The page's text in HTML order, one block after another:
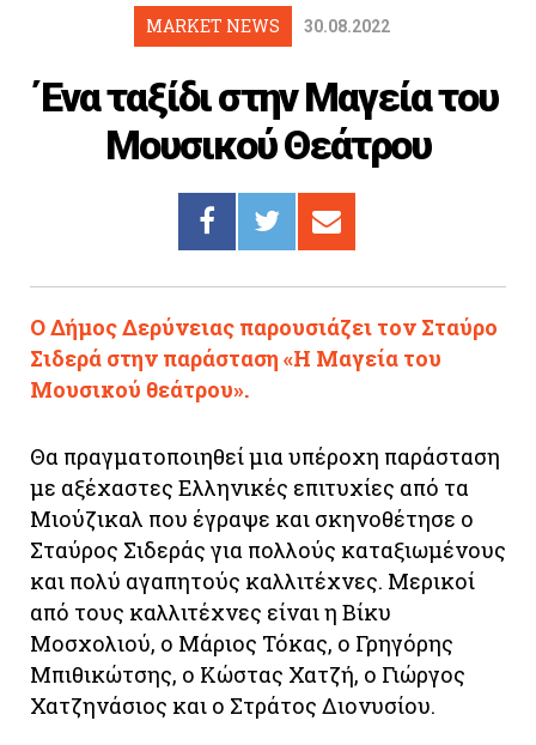
ΣΥΝΔΕΣΜΟΙ
Tv
MARKET NEWS 30.08.2022
Ένα ταξίδι στην Μαγεία του
Μουσικού Θεάτρου
Ο Δήμος Δερύνειας παρουσιάζει τον Σταύρο
Σιδερά στην παράσταση «Η Μαγεία του
Μουσικού θεάτρου».
Θα πραγματοποιηθεί μια υπέροχη παράσταση
με αξέχαστες Ελληνικές επιτυχίες από τα
Μιούζικαλ που έγραψε και σκηνοθέτησε ο
Σταύρος Σιδεράς για πολλούς καταξιωμένους
και πολύ αγαπητούς καλλιτέχνες. Μερικοί
από τους καλλιτέχνες είναι η Βίκυ
Μοσχολιού, ο Μάριος Τόκας, ο Γρηγόρης
Μπιθικώτσης, ο Κώστας Χατζή, ο Γιώργος
Χατζηνάσιος και ο Στράτος Διονυσίου.